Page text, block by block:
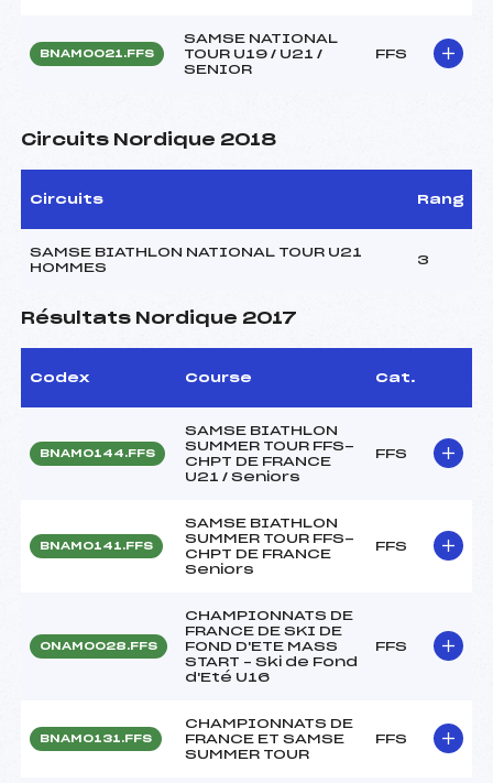
BNAM0021.FFS
SAMSE NATIONAL
TOUR U19 / U21 /
SENIOR
FFS
Circuits Nordique 2018
Circuits Rang
SAMSE BIATHLON NATIONAL TOUR U21
HOMMES
3
Résultats Nordique 2017
Codex Course Cat.
BNAM0144.FFS
SAMSE BIATHLON
SUMMER TOUR FFS-
CHPT DE FRANCE
U21 / Seniors
FFS
BNAM0141.FFS
SAMSE BIATHLON
SUMMER TOUR FFS-
CHPT DE FRANCE
Seniors
FFS
ONAM0028.FFS
CHAMPIONNATS DE
FRANCE DE SKI DE
FOND D'ETE MASS
START – Ski de Fond
d'Eté U16
FFS
BNAM0131.FFS
CHAMPIONNATS DE
FRANCE ET SAMSE
SUMMER TOUR
FFS